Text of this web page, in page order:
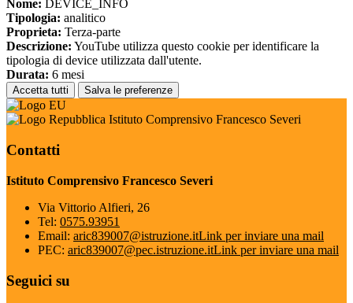
Nome: DEVICE_INFO
Tipologia: analitico
Proprieta: Terza-parte
Descrizione: YouTube utilizza questo cookie per identificare la
tipologia di device utilizzata dall'utente.
Durata: 6 mesi
Accetta tutti Salva le preferenze
Istituto Comprensivo Francesco Severi
Contatti
Istituto Comprensivo Francesco Severi
Via Vittorio Alfieri, 26
Tel: 0575.93951
Email: aric839007@istruzione.itLink per inviare una mail
PEC: aric839007@pec.istruzione.itLink per inviare una mail
Seguici su